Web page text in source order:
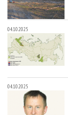
04.10.2025
04.10.2025